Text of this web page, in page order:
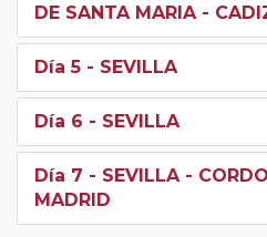
DE SANTA MARIA -
Día 5 - SEVILLA
Día 6 - SEVILLA
Día 7 - SEVILLA -
MADRID